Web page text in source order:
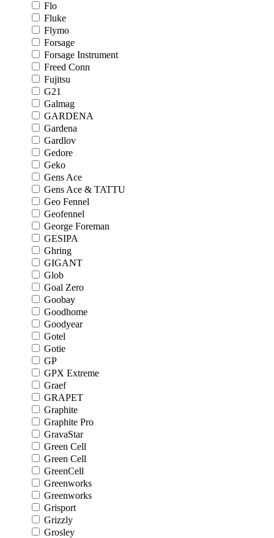
Flo
Fluke
Flymo
Forsage
Forsage Instrument
Freed Conn
Fujitsu
G21
Galmag
GARDENA
Gardena
Gardlov
Gedore
Geko
Gens Ace
Gens Ace & TATTU
Geo Fennel
Geofennel
George Foreman
GESIPA
Ghring
GIGANT
Glob
Goal Zero
Goobay
Goodhome
Goodyear
Gotel
Gotie
GP
GPX Extreme
Graef
GRAPET
Graphite
Graphite Pro
GravaStar
Green Cell
Green Cell
GreenCell
Greenworks
Greenworks
Grisport
Grizzly
Grosley